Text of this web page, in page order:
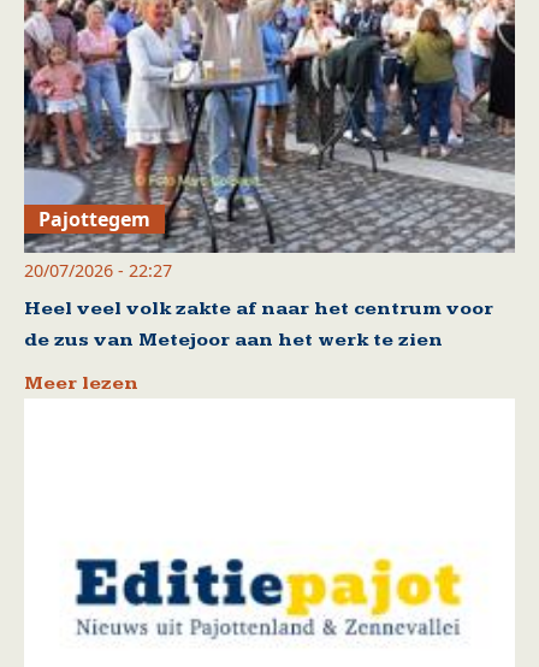
Pajottegem
20/07/2026 - 22:27
Heel veel volk zakte af naar het centrum voor
de zus van Metejoor aan het werk te zien
Meer lezen